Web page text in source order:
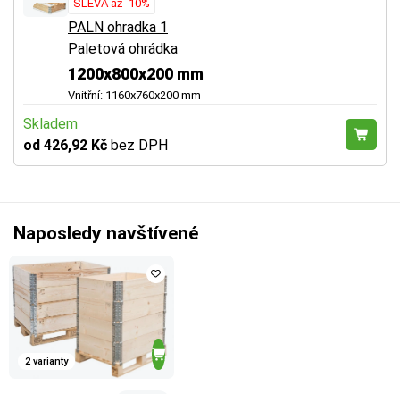
SLEVA až -10%
PALN ohradka 1
Paletová ohrádka
1200x800x200 mm
Vnitřní: 1160x760x200 mm
Skladem
od 426,92 Kč bez DPH
Naposledy navštívené
2 varianty